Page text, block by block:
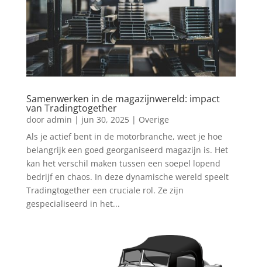
Samenwerken in de magazijnwereld: impact
van Tradingtogether
door admin | jun 30, 2025| Overige
Als je actief bent in de motorbranche, weet je hoe
belangrijk een goed georganiseerd magazijn is. Het
kan het verschil maken tussen een soepel lopend
bedrijf en chaos. In deze dynamische wereld speelt
Tradingtogether een cruciale rol. Ze zijn
gespecialiseerd in het...